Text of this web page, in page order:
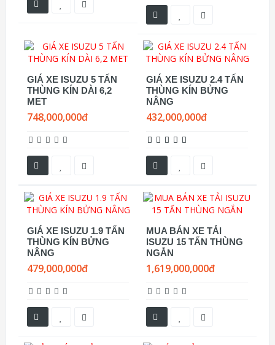
GIÁ XE ISUZU 5 TẤN
THÙNG KÍN DÀI 6,2
MET
748,000,000đ
GIÁ XE ISUZU 2.4 TẤN
THÙNG KÍN BỬNG
NÂNG
432,000,000đ
GIÁ XE ISUZU 1.9 TẤN
THÙNG KÍN BỬNG
NÂNG
479,000,000đ
MUA BÁN XE TẢI
ISUZU 15 TẤN THÙNG
NGẮN
1,619,000,000đ